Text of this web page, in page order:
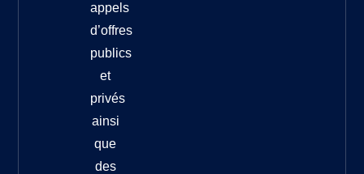
appels
d’offres
publics
et
privés
ainsi
que
des